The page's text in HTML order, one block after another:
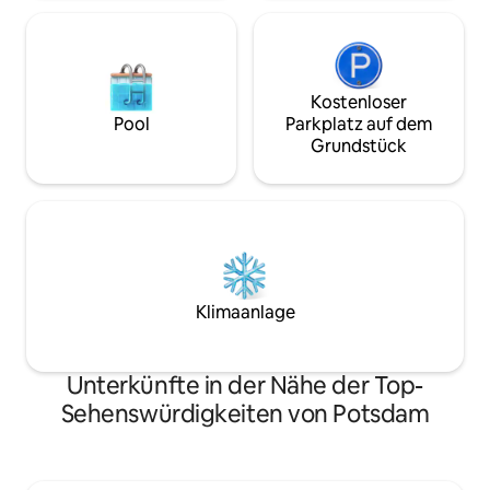
Pool
Kostenloser
Parkplatz auf dem
Grundstück
Klimaanlage
Unterkünfte in der Nähe der Top-
Sehenswürdigkeiten von Potsdam